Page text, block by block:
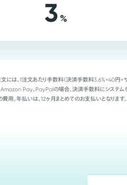
3 %
には、1注文あたり手数料（決済手数料3.6%+40円+
Pay、PayPalの場合、決済手数料にシステム
用。年払いは、12ヶ月まとめてのお支払いとなります